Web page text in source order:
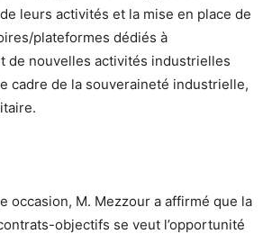
leurs activités et la mise en place de
plateformes dédiés à
de nouvelles activités industrielles
cadre de la souveraineté industrielle,
occasion, M. Mezzour a affirmé que la
objectifs se veut l’opportunité